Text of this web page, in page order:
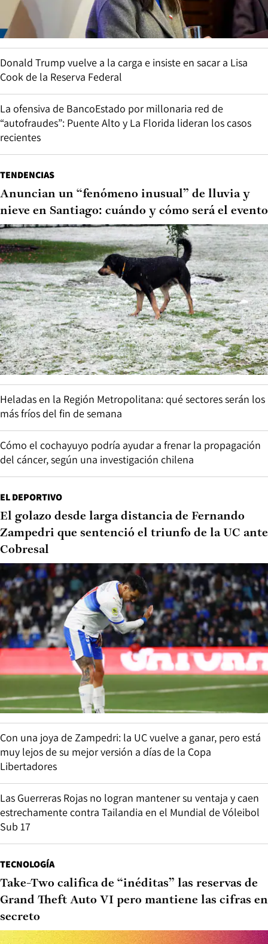
Donald Trump vuelve a la carga e insiste en sacar a Lisa
Cook de la Reserva Federal
La ofensiva de BancoEstado por millonaria red de
“autofraudes”: Puente Alto y La Florida lideran los casos
recientes
TENDENCIAS
Anuncian un “fenómeno inusual” de lluvia y
nieve en Santiago: cuándo y cómo será el evento
Heladas en la Región Metropolitana: qué sectores serán los
más fríos del fin de semana
Cómo el cochayuyo podría ayudar a frenar la propagación
del cáncer, según una investigación chilena
EL DEPORTIVO
El golazo desde larga distancia de Fernando
Zampedri que sentenció el triunfo de la UC ante
Cobresal
Con una joya de Zampedri: la UC vuelve a ganar, pero está
muy lejos de su mejor versión a días de la Copa
Libertadores
Las Guerreras Rojas no logran mantener su ventaja y caen
estrechamente contra Tailandia en el Mundial de Vóleibol
Sub 17
TECNOLOGÍA
Take-Two califica de “inéditas” las reservas de
Grand Theft Auto VI pero mantiene las cifras en
secreto